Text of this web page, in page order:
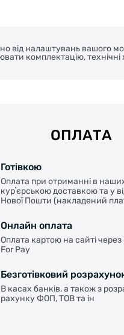
від налаштувань вашого
комплектацію,
ОПЛАТА
Готівкою
Оплата при отриманні в
курʼєрською доставкою та у
Нової Пошти (накладений
Онлайн оплата
Оплата картою на сайті
For Pay
Безготівковий
В касах банків, а також з
рахунку ФОП, ТОВ та ін